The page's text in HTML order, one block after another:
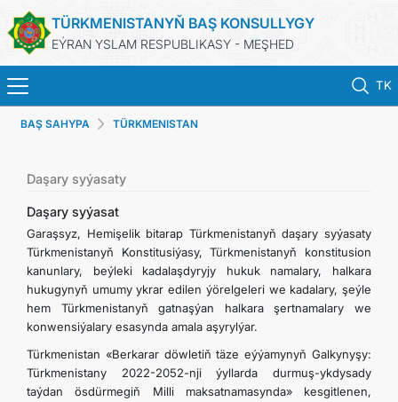
TÜRKMENISTANYŇ BAŞ KONSULLYGY
EÝRAN YSLAM RESPUBLIKASY - MEŞHED
TK
BAŞ SAHYPA
TÜRKMENISTAN
KONSULLYK HYZMATLARY
DIM
ARAGATNAŞYK
BAŞ SAHYPA TÜRKMENISTAN
Daşary syýasaty
Daşary syýasat
Garaşsyz, Hemişelik bitarap Türkmenistanyň daşary syýasaty
Türkmenistanyň Konstitusiýasy, Türkmenistanyň konstitusion
kanunlary, beýleki kadalaşdyryjy hukuk namalary, halkara
hukugynyň umumy ykrar edilen ýörelgeleri we kadalary, şeýle
hem Türkmenistanyň gatnaşýan halkara şertnamalary we
konwensiýalary esasynda amala aşyrylýar.
Türkmenistan «Berkarar döwletiň täze eýýamynyň Galkynyşy:
Türkmenistany 2022-2052-nji ýyllarda durmuş-ykdysady
taýdan ösdürmegiň Milli maksatnamasynda» kesgitlenen,